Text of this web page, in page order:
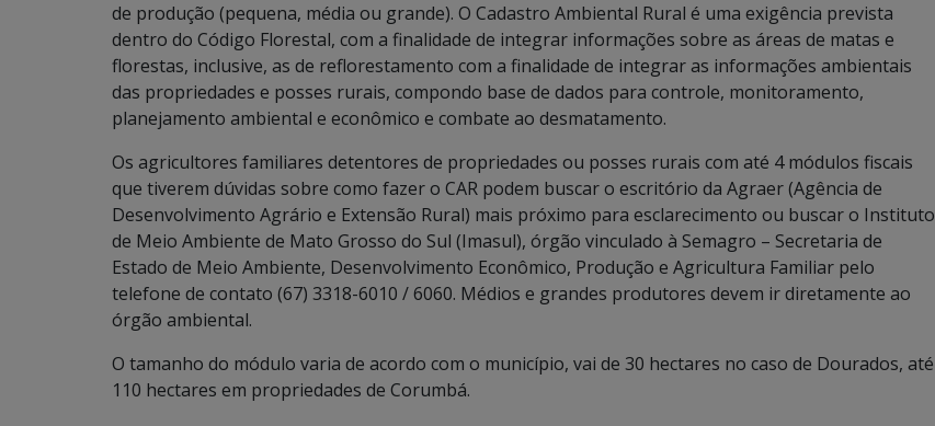
de produção (pequena, média ou grande). O Cadastro Ambiental Rural é uma exigência prevista
dentro do Código Florestal, com a finalidade de integrar informações sobre as áreas de matas e
florestas, inclusive, as de reflorestamento com a finalidade de integrar as informações ambientais
das propriedades e posses rurais, compondo base de dados para controle, monitoramento,
planejamento ambiental e econômico e combate ao desmatamento.
Os agricultores familiares detentores de propriedades ou posses rurais com até 4 módulos fiscais
que tiverem dúvidas sobre como fazer o CAR podem buscar o escritório da Agraer (Agência de
Desenvolvimento Agrário e Extensão Rural) mais próximo para esclarecimento ou buscar o Instituto
de Meio Ambiente de Mato Grosso do Sul (Imasul), órgão vinculado à Semagro – Secretaria de
Estado de Meio Ambiente, Desenvolvimento Econômico, Produção e Agricultura Familiar pelo
telefone de contato (67) 3318-6010 / 6060. Médios e grandes produtores devem ir diretamente ao
órgão ambiental.
O tamanho do módulo varia de acordo com o município, vai de 30 hectares no caso de Dourados, até
110 hectares em propriedades de Corumbá.